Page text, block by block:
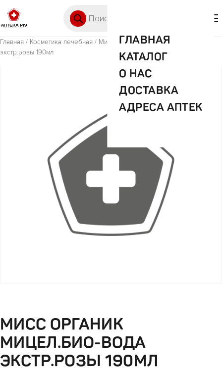
ГЛАВНАЯ
КАТАЛОГ
О НАС
ДОСТАВКА
АДРЕСА АПТЕК
Главная / Косметика лечебная / Мисс органик мицел.био-вода
экстр.розы 190мл
МИСС ОРГАНИК
МИЦЕЛ.БИО-ВОДА
ЭКСТР.РОЗЫ 190МЛ